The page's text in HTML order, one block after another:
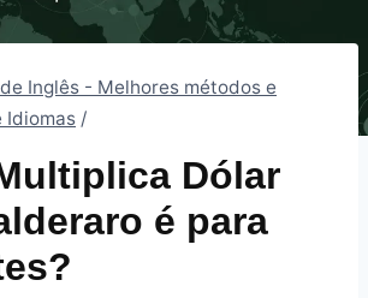
Inglês - Melhores métodos e
Idiomas /
Dólar
é para